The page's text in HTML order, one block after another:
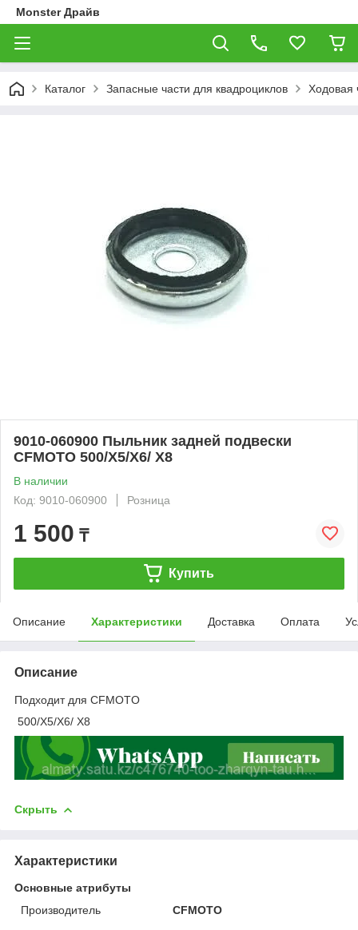
Monster Драйв
Каталог Запасные части для квадроциклов Ходовая
9010-060900 Пыльник задней подвески
CFMOTO 500/X5/X6/ X8
В наличии
Код: 9010-060900
Розница
1 500 ₸
Купить
Описание Характеристики Доставка Оплата
Описание
Подходит для CFMOTO
500/X5/X6/ X8
Скрыть
Характеристики
Основные атрибуты
Производитель
CFMOTO